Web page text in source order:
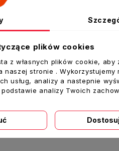
Dodaj Do
plików cookies
z własnych plików cookie, aby
naszej stronie .
usług, analizy a nastepnie
analizy Twoich
Dostosuj